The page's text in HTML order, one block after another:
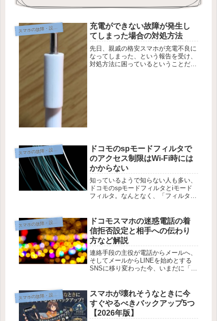
スマホの故障・設定・使い方
充電ができない故障が発生し
てしまった場合の対処方法
先日、親戚の格安スマホが充電不良に
なってしまった、という報告を受け、
対処方法に困っているということだっ
スマホの故障・設定・使い方
ドコモのspモードフィルタで
のアクセス制限はWi-Fi時には
かからない
知っているようで知らない人も多い、
ドコモのspモードフィルタとiモード
フィルタ。なんとなく、「フィルタリ
けただけにしている方が大多数ではな
いかと思いますが、昨今のようにW...
スマホの故障・設定・使い方
ドコモスマホの迷惑電話の着
信拒否設定と相手への伝わり
方など解説
連絡手段の主役が電話からメールへ、
そしてメールからLINEを始めとする
SNSに移り変わった今、いまだに「迷
からの電話を受けたくない、というケ
ースは、色んな事情があるにせよ、...
スマホの故障・設定・使い方
スマホが壊れそうなときに今
すぐやるべきバックアップ5つ
【2026年版】